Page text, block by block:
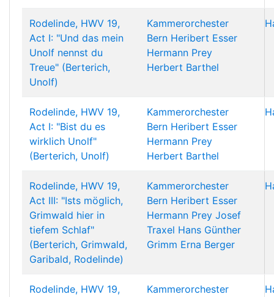
Rodelinde, HWV 19,
Act I: "Und das mein
Unolf nennst du
Treue" (Berterich,
Unolf)
Kammerorchester
Bern Heribert Esser
Hermann Prey
Herbert Barthel
Rodelinde, HWV 19,
Act I: "Bist du es
wirklich Unolf"
(Berterich, Unolf)
Kammerorchester
Bern Heribert Esser
Hermann Prey
Herbert Barthel
Rodelinde, HWV 19,
Act III: "Ists möglich,
Grimwald hier in
tiefem Schlaf"
(Berterich, Grimwald,
Garibald, Rodelinde)
Kammerorchester
Bern Heribert Esser
Hermann Prey Josef
Traxel Hans Günther
Grimm Erna Berger
Rodelinde, HWV 19,
Kammerorchester